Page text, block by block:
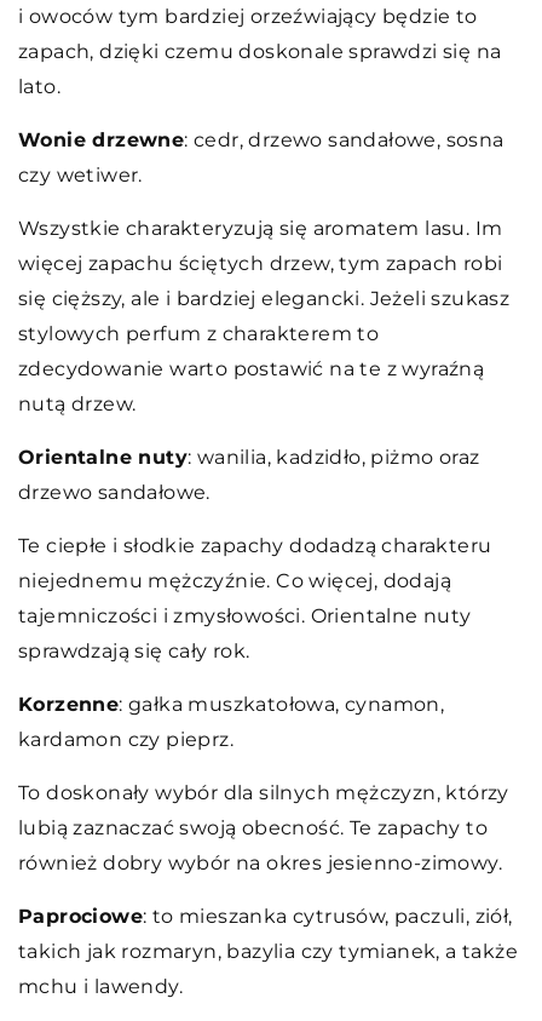
i owoców tym bardziej orzeźwiający będzie to
zapach, dzięki czemu doskonale sprawdzi się na
lato.
Wonie drzewne: cedr, drzewo sandałowe, sosna
czy wetiwer.
Wszystkie charakteryzują się aromatem lasu. Im
więcej zapachu ściętych drzew, tym zapach robi
się cięższy, ale i bardziej elegancki. Jeżeli szukasz
stylowych perfum z charakterem to
zdecydowanie warto postawić na te z wyraźną
nutą drzew.
Orientalne nuty: wanilia, kadzidło, piżmo oraz
drzewo sandałowe.
Te ciepłe i słodkie zapachy dodadzą charakteru
niejednemu mężczyźnie. Co więcej, dodają
tajemniczości i zmysłowości. Orientalne nuty
sprawdzają się cały rok.
Korzenne: gałka muszkatołowa, cynamon,
kardamon czy pieprz.
To doskonały wybór dla silnych mężczyzn, którzy
lubią zaznaczać swoją obecność. Te zapachy to
również dobry wybór na okres jesienno-zimowy.
Paprociowe: to mieszanka cytrusów, paczuli, ziół,
takich jak rozmaryn, bazylia czy tymianek, a także
mchu i lawendy.